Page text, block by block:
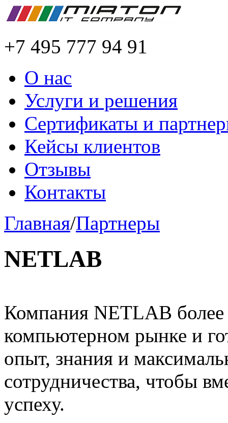
+7 495 777 94 91
О нас
Услуги и решения
Сертификаты и
Кейсы клиентов
Отзывы
Контакты
Главная/Партнеры
NETLAB
Компания NETLAB более
компьютерном рынке и
опыт, знания и
сотрудничества, чтобы
успеху.